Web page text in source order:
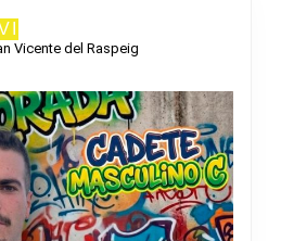
Vicente del Raspeig